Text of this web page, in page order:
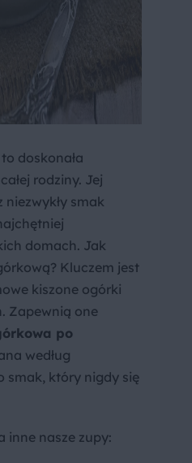
to doskonała
rodziny. Jej
smak
domach. Jak
Kluczem jest
kiszone ogórki
Zapewnią one
po
według
smak, który nigdy się
inne nasze zupy: